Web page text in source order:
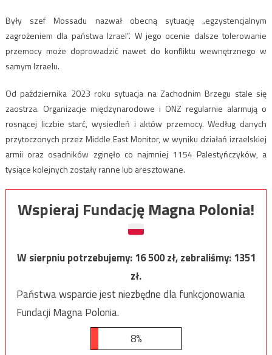
Były szef Mossadu nazwał obecną sytuację „egzystencjalnym
zagrożeniem dla państwa Izrael”. W jego ocenie dalsze tolerowanie
przemocy może doprowadzić nawet do konfliktu wewnętrznego w
samym Izraelu.
Od października 2023 roku sytuacja na Zachodnim Brzegu stale się
zaostrza. Organizacje międzynarodowe i ONZ regularnie alarmują o
rosnącej liczbie starć, wysiedleń i aktów przemocy. Według danych
przytoczonych przez Middle East Monitor, w wyniku działań izraelskiej
armii oraz osadników zginęło co najmniej 1154 Palestyńczyków, a
tysiące kolejnych zostały ranne lub aresztowane.
Wspieraj Fundację Magna Polonia!
W sierpniu potrzebujemy:16 500zł, zebraliśmy:1351
zł.
Państwa wsparcie jest niezbędne dla funkcjonowania
Fundacji Magna Polonia.
8%